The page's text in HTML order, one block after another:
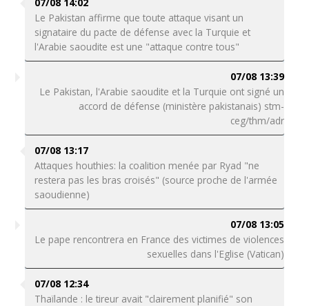
Le Pakistan affirme que toute attaque visant un
signataire du pacte de défense avec la Turquie et
l'Arabie saoudite est une "attaque contre tous"
07/08 13:39
Le Pakistan, l'Arabie saoudite et la Turquie ont signé un
accord de défense (ministère pakistanais) stm-
ceg/thm/adr
07/08 13:17
Attaques houthies: la coalition menée par Ryad "ne
restera pas les bras croisés" (source proche de l'armée
saoudienne)
07/08 13:05
Le pape rencontrera en France des victimes de violences
sexuelles dans l'Eglise (Vatican)
07/08 12:34
Thaïlande : le tireur avait "clairement planifié" son